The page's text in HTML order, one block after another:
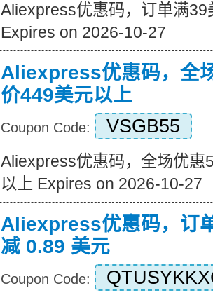
Aliexpress优惠码，订单满39
Expires on 2026-10-27
Aliexpress优惠码，全
价449美元以上
Coupon Code: VSGB55
Aliexpress优惠码，全场优惠
以上 Expires on 2026-10-27
Aliexpress优惠码，订
减 0.89 美元
Coupon Code: